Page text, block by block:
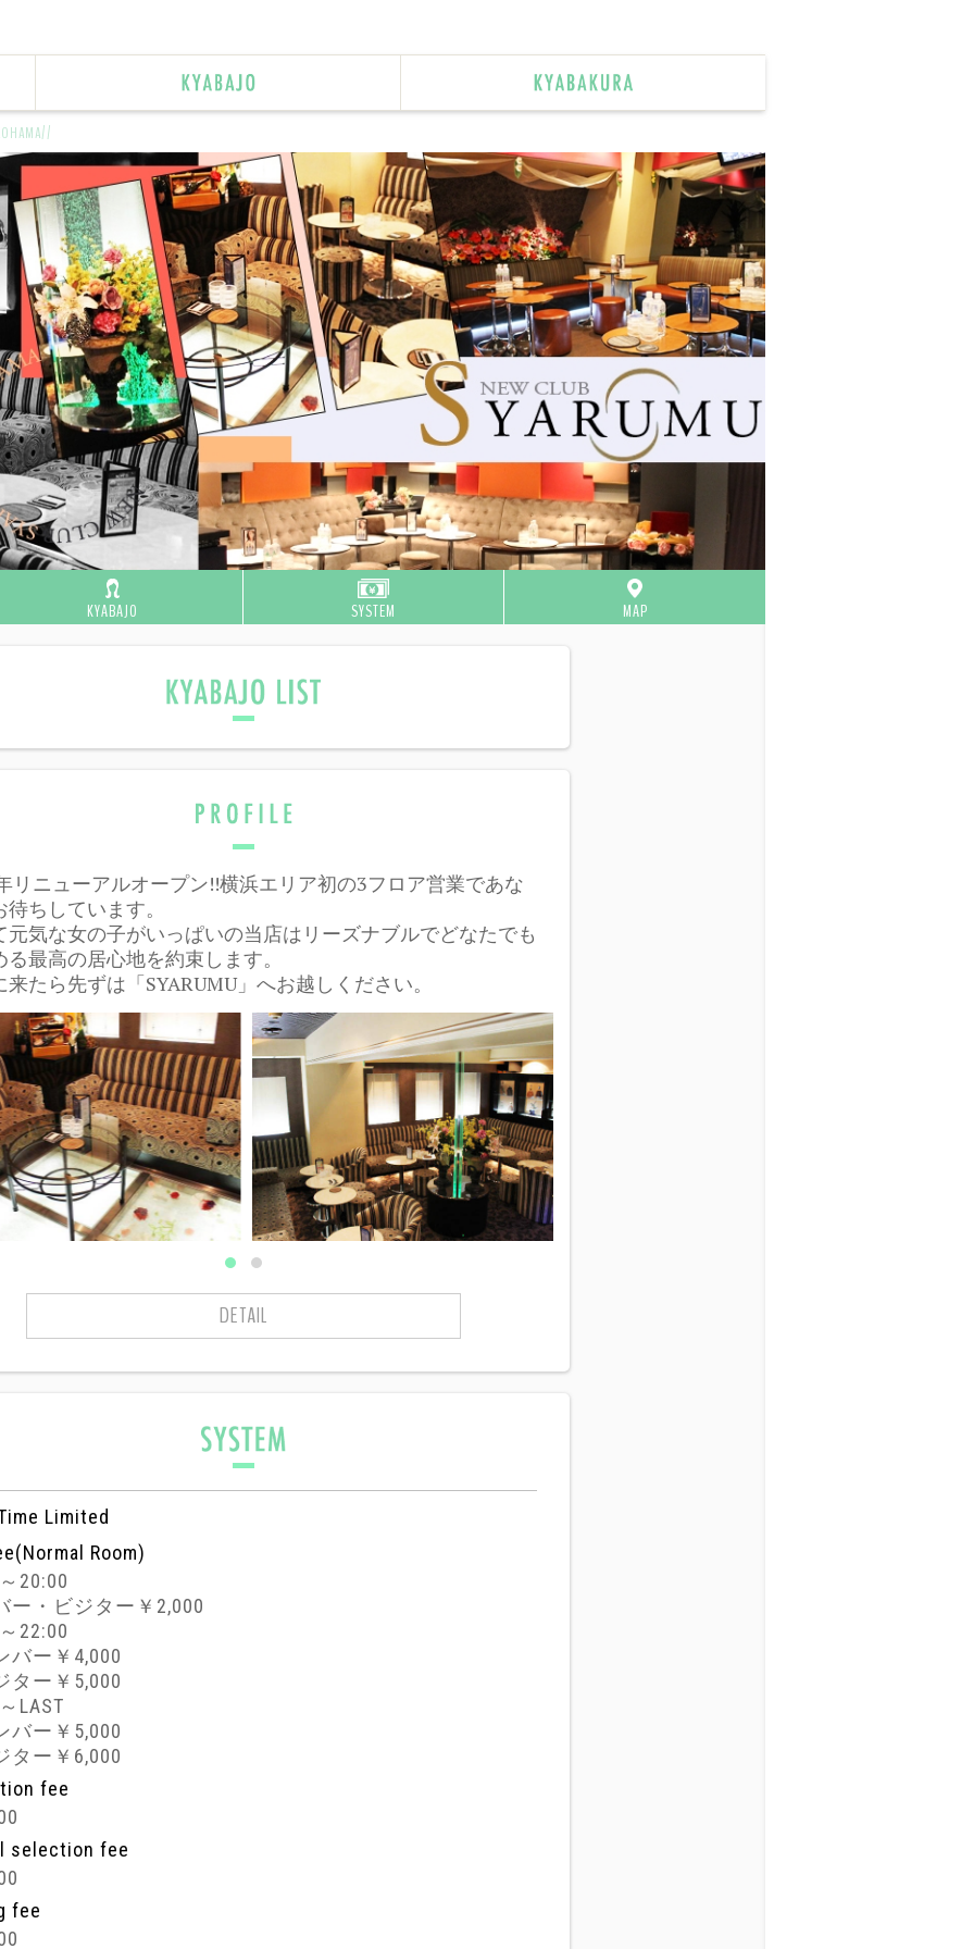
/
KYABAJO SYSTEM MAP
リニューアルオープン!!横浜エリア初の3フロア営業であな
ちしています。
元気な女の子がいっぱいの当店はリーズナブルでどなたでも
る最高の居心地を約束します。
来たら先ずは「SYARUMU」へお越しください。
DETAIL
Limited
Room)
20:00
ー・ビジター￥2,000
22:00
バー￥4,000
ター￥5,000
LAST
バー￥5,000
ター￥6,000
fee
selection fee
fee